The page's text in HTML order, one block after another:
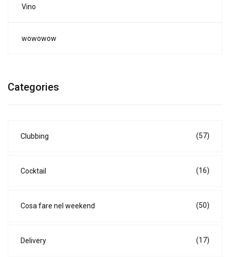
Vino
wowowow
Categories
Clubbing (57)
Cocktail (16)
Cosa fare nel weekend (50)
Delivery (17)